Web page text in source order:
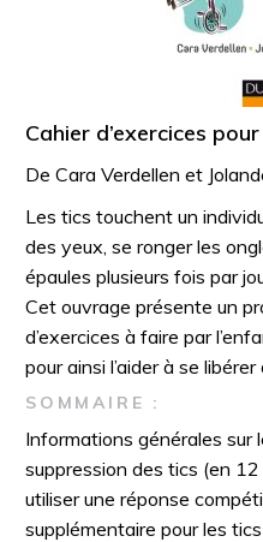
Cahier d’exercices
De Cara Verdellen et
Les tics touchent un
des yeux, se ronger les
épaules plusieurs fois par
Cet ouvrage présente un
d’exercices à faire par
pour ainsi l’aider à se libérer
SOMMAIRE :
Informations générales sur
suppression des tics (en
utiliser une réponse
supplémentaire pour les